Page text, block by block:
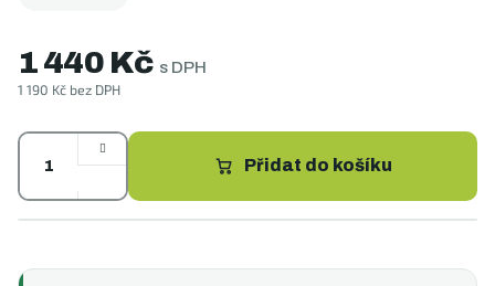
1 440 Kč s DPH
1 190 Kč bez DPH
cena:
Přidat do košíku